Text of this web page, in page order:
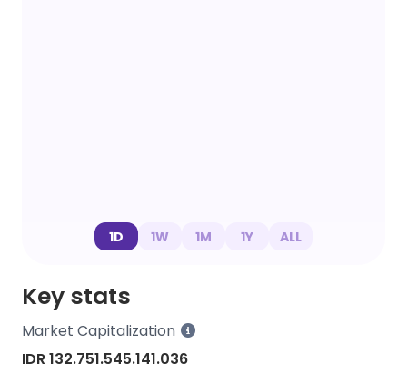
1D 1W 1M 1Y ALL
Key stats
Market Capitalization
IDR 132.751.545.141.036